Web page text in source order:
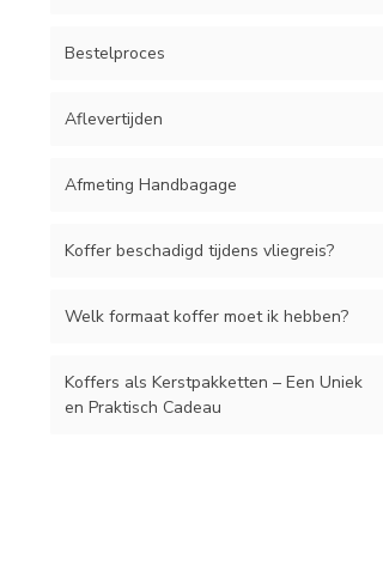
Bestelproces
Aflevertijden
Afmeting Handbagage
Koffer beschadigd tijdens vliegreis?
Welk formaat koffer moet ik hebben?
Koffers als Kerstpakketten – Een Uniek
en Praktisch Cadeau